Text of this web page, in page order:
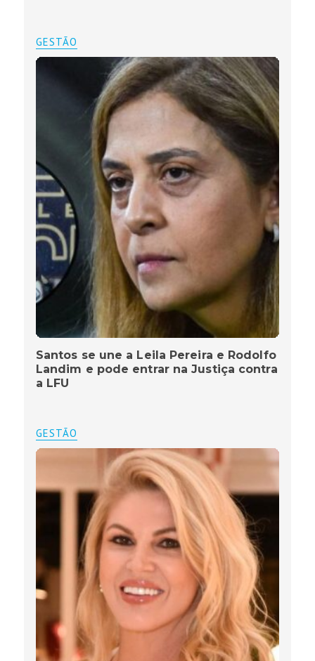
GESTÃO
Santos se une a Leila Pereira e Rodolfo
Landim e pode entrar na Justiça contra
a LFU
GESTÃO